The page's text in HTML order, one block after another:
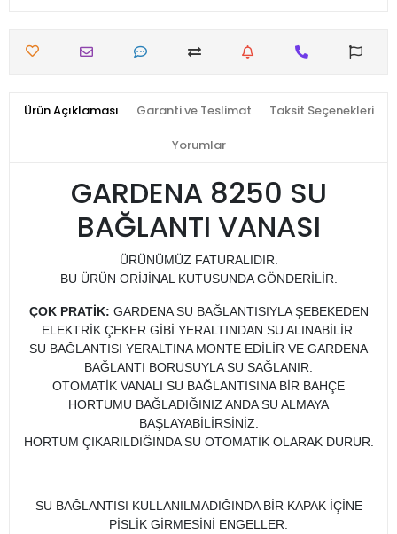
Ürün Açıklaması Garanti ve Teslimat Taksit Seçenekleri
Yorumlar
GARDENA 8250 SU
BAĞLANTI VANASI
ÜRÜNÜMÜZ FATURALIDIR.
BU ÜRÜN ORİJİNAL KUTUSUNDA GÖNDERİLİR.
ÇOK PRATİK: GARDENA SU BAĞLANTISIYLA ŞEBEKEDEN
ELEKTRİK ÇEKER GİBİ YERALTINDAN SU ALINABİLİR.
SU BAĞLANTISI YERALTINA MONTE EDİLİR VE GARDENA
BAĞLANTI BORUSUYLA SU SAĞLANIR.
OTOMATİK VANALI SU BAĞLANTISINA BİR BAHÇE
HORTUMU BAĞLADIĞINIZ ANDA SU ALMAYA
BAŞLAYABİLİRSİNİZ.
HORTUM ÇIKARILDIĞINDA SU OTOMATİK OLARAK DURUR.
SU BAĞLANTISI KULLANILMADIĞINDA BİR KAPAK İÇİNE
PİSLİK GİRMESİNİ ENGELLER.